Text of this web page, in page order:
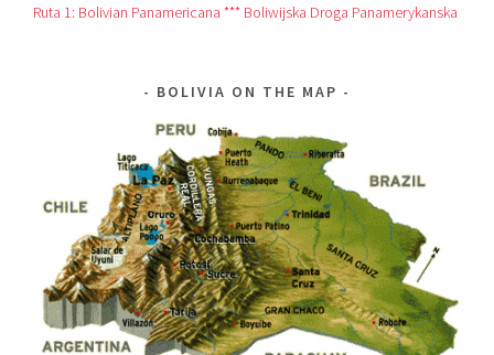
Ruta 1: Bolivian Panamericana *** Boliwijska Droga Panamerykanska
BOLIVIA ON THE MAP